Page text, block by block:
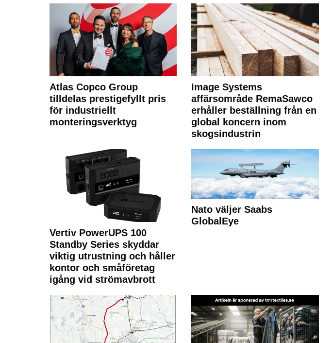
Atlas Copco Group
tilldelas prestigefyllt pris
för industriellt
monteringsverktyg
Image Systems
affärsområde RemaSawco
erhåller beställning från en
global koncern inom
skogsindustrin
Vertiv PowerUPS 100
Standby Series skyddar
viktig utrustning och håller
kontor och småföretag
igång vid strömavbrott
Nato väljer Saabs
GlobalEye